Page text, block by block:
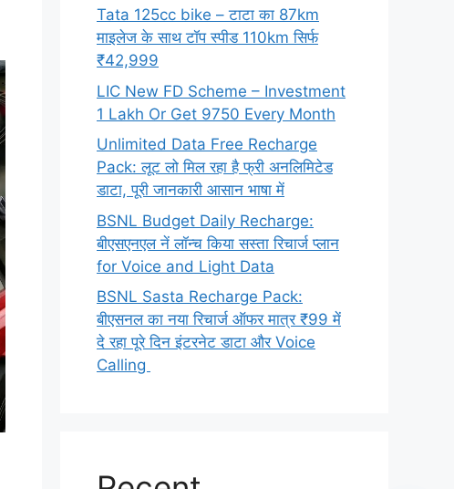
Tata 125cc bike – टाटा का 87km
माइलेज के साथ टॉप स्पीड 110km सिर्फ
₹42,999
LIC New FD Scheme – Investment
1 Lakh Or Get 9750 Every Month
Unlimited Data Free Recharge
Pack: लूट लो मिल रहा है फ्री अनलिमिटेड
डाटा, पूरी जानकारी आसान भाषा में
BSNL Budget Daily Recharge:
बीएसएनएल नें लॉन्च किया सस्ता रिचार्ज प्लान
for Voice and Light Data
BSNL Sasta Recharge Pack:
बीएसनल का नया रिचार्ज ऑफर मात्र ₹99 में
दे रहा पूरे दिन इंटरनेट डाटा और Voice
Calling